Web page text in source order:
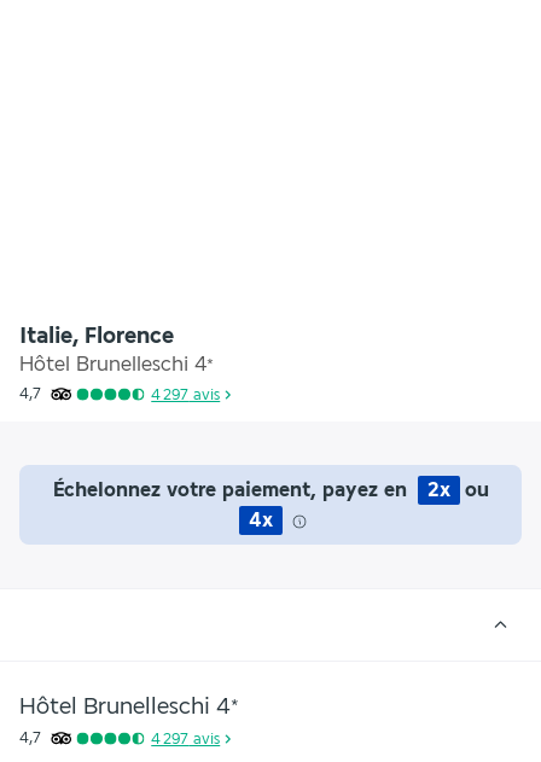
Italie, Florence
Hôtel Brunelleschi 4*
4,7 4 297 avis
Échelonnez votre paiement, payez en 2x
ou
4x
Hôtel Brunelleschi 4*
4,7 4 297 avis